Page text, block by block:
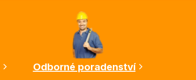
Odborné poradenství